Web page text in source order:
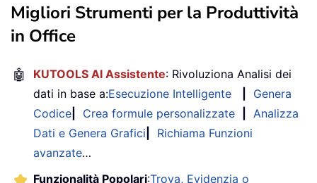
Migliori Strumenti per la Produttività
in Office
🤖 KUTOOLS AI Assistente: Rivoluziona Analisi dei
dati in base a:Esecuzione Intelligente
Genera
Codice
Crea formule personalizzate
Analizza
Dati e Genera Grafici
Richiama Funzioni
avanzate…
Funzionalità Popolari:Trova, Evidenzia o